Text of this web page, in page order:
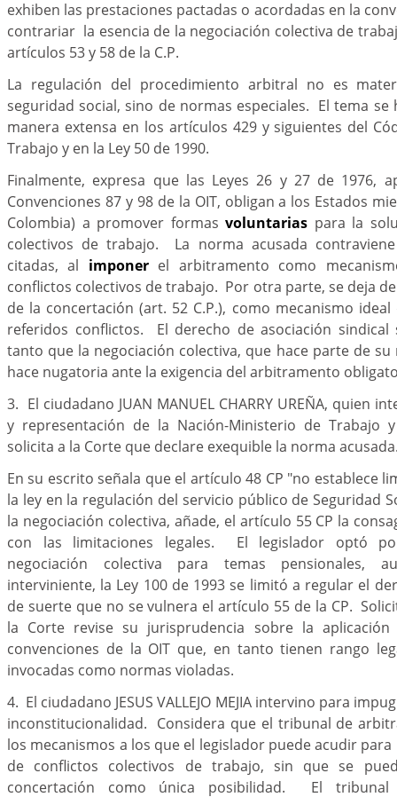
exhiben las prestaciones pactadas o acordadas en la
contrariar la esencia de la negociación colectiva de
artículos 53 y 58 de la C.P.
La regulación del procedimiento arbitral no es
seguridad social, sino de normas especiales. El tema se
manera extensa en los artículos 429 y siguientes del
Trabajo y en la Ley 50 de 1990.
Finalmente, expresa que las Leyes 26 y 27 de 1976,
Convenciones 87 y 98 de la OIT, obligan a los Estados
Colombia) a promover formasvoluntarias para la
colectivos de trabajo. La norma acusada
citadas, al imponerel arbitramento como
conflictos colectivos de trabajo. Por otra parte, se deja
de la concertación (art. 52 C.P.), como mecanismo
referidos conflictos. El derecho de asociación sindical
tanto que la negociación colectiva, que hace parte de su
hace nugatoria ante la exigencia del arbitramento
3. El ciudadano JUAN MANUEL CHARRY UREÑA, quien
y representación de la Nación-Ministerio de Trabajo
solicita a la Corte que declare exequible la norma
En su escrito señala que el artículo 48 CP "no establece
la ley en la regulación del servicio público de Seguridad
la negociación colectiva, añade, el artículo 55 CP la
con las limitaciones legales. El legislador optó
negociación colectiva para temas pensionales,
interviniente, la Ley 100 de 1993 se limitó a regular el
de suerte que no se vulnera el artículo 55 de la CP.
la Corte revise su jurisprudencia sobre la
convenciones de la OIT que, en tanto tienen rango
invocadas como normas violadas.
4. El ciudadano JESUS VALLEJO MEJIA intervino para
inconstitucionalidad. Considera que el tribunal de
los mecanismos a los que el legislador puede acudir
de conflictos colectivos de trabajo, sin que se
concertación como única posibilidad. El tribunal